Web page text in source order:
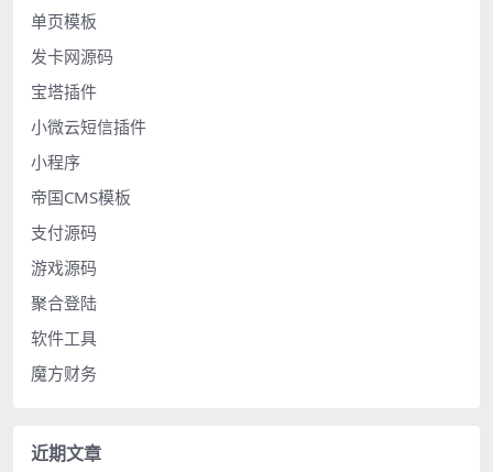
单页模板
发卡网源码
宝塔插件
小微云短信插件
小程序
帝国CMS模板
支付源码
游戏源码
聚合登陆
软件工具
魔方财务
近期文章